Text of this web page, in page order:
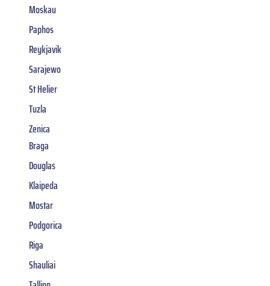
Moskau
Paphos
Reykjavik
Sarajewo
St Helier
Tuzla
Zenica
Braga
Douglas
Klaipeda
Mostar
Podgorica
Riga
Shauliai